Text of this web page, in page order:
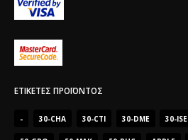
ΕΤΙΚΈΤΕΣ ΠΡΟΪΌΝΤΟΣ
- 30-CHA 30-CTI 30-DME 30-ISE